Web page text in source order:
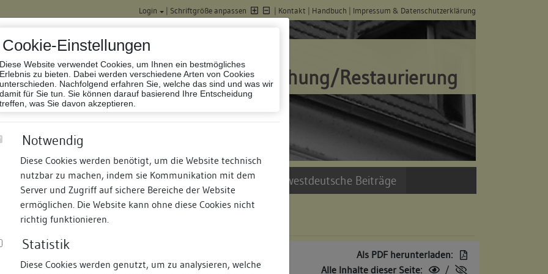
Cookie-Einstellungen
Diese Website verwendet Cookies, um Ihnen ein bestmögliches
Erlebnis zu bieten. Dabei werden verschiedene Arten von Cookies
unterschieden. Nachfolgend erfahren Sie, welche das sind und was wir
damit für Sie tun. Sie können darauf basierend Ihre Entscheidung
treffen, was Sie davon akzeptieren.
Notwendig
Diese Cookies werden benötigt, um die Website technisch
nutzbar zu machen, indem sie Kommunikation mit dem
Server und Zugriff auf sichere Bereiche der Website
ermöglichen. Die Website kann ohne diese Cookies nicht
richtig funktionieren.
Statistik
Diese Cookies werden genutzt, um zu analysieren, welche
Login | Schriftgröße anpassen | Kontakt | Handbuch | Impressum & Datenschutzerklärung
Datenbank Bauforschung/Restaurierung
Termine Suche Freie Bauforscher:innen Südwestdeutsche Beiträge
Als PDF herunterladen:
Alle Inhalte dieser Seite:
/